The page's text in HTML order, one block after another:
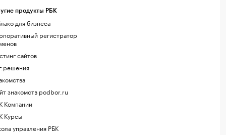
продукты РБК
для бизнеса
регистратор
сайтов
знакомств podbor.ru
Компании
Курсы
управления РБК